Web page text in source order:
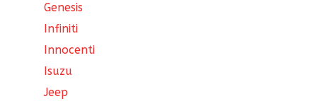
Genesis
Infiniti
Innocenti
Isuzu
Jeep